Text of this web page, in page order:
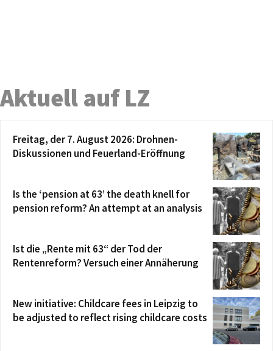
Aktuell auf LZ
Freitag, der 7. August 2026: Drohnen-
Diskussionen und Feuerland-Eröffnung
Is the ‘pension at 63’ the death knell for
pension reform? An attempt at an analysis
Ist die „Rente mit 63“ der Tod der
Rentenreform? Versuch einer Annäherung
New initiative: Childcare fees in Leipzig to
be adjusted to reflect rising childcare costs